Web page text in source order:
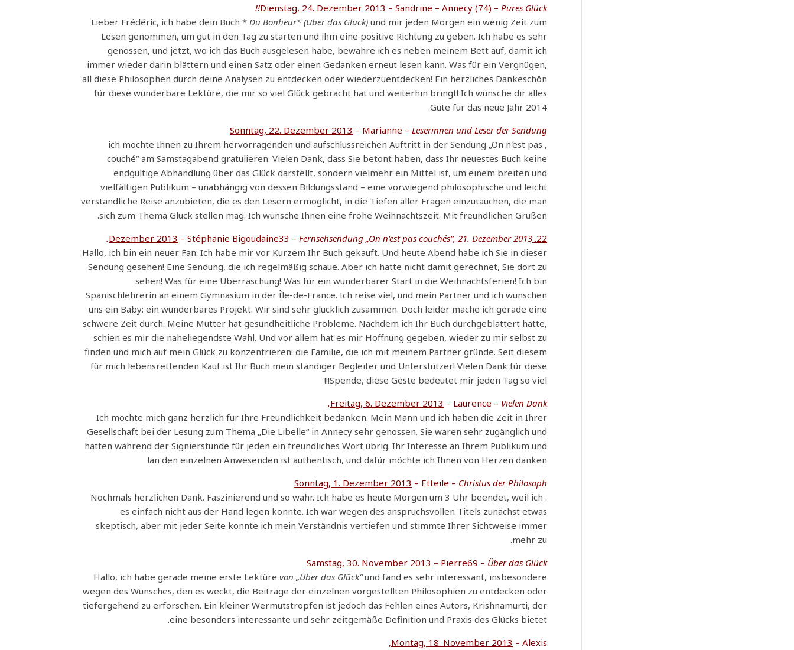
Dienstag, 24. Dezember 2013 – Sandrine – Annecy (74) –Pures Glück!!
Lieber Frédéric, ich habe dein Buch *Du Bonheur* (Über das Glück) und mir jeden Morgen ein wenig Zeit zum
Lesen genommen, um gut in den Tag zu starten und ihm eine positive Richtung zu geben. Ich habe es sehr
genossen, und jetzt, wo ich das Buch ausgelesen habe, bewahre ich es neben meinem Bett auf, damit ich
immer wieder darin blättern und einen Satz oder einen Gedanken erneut lesen kann. Was für ein Vergnügen,
all diese Philosophen durch deine Analysen zu entdecken oder wiederzuentdecken! Ein herzliches Dankeschön
für diese wunderbare Lektüre, die mir so viel Glück gebracht hat und weiterhin bringt! Ich wünsche dir alles
Gute für das neue Jahr 2014.
Sonntag, 22. Dezember 2013 – Marianne –Leserinnen und Leser der Sendung
, ich möchte Ihnen zu Ihrem hervorragenden und aufschlussreichen Auftritt in der Sendung „On n'est pas
couché“ am Samstagabend gratulieren. Vielen Dank, dass Sie betont haben, dass Ihr neuestes Buch keine
endgültige Abhandlung über das Glück darstellt, sondern vielmehr ein Mittel ist, um einem breiten und
vielfältigen Publikum – unabhängig von dessen Bildungsstand – eine vorwiegend philosophische und leicht
verständliche Reise anzubieten, die es den Lesern ermöglicht, in die Tiefen aller Fragen einzutauchen, die man
sich zum Thema Glück stellen mag. Ich wünsche Ihnen eine frohe Weihnachtszeit. Mit freundlichen Grüßen.
22. Dezember 2013
– Stéphanie Bigoudaine33 –Fernsehsendung „On n'est pas couchés“, 21. Dezember 2013.
Hallo, ich bin ein neuer Fan: Ich habe mir vor Kurzem Ihr Buch gekauft. Und heute Abend habe ich Sie in dieser
Sendung gesehen! Eine Sendung, die ich regelmäßig schaue. Aber ich hatte nicht damit gerechnet, Sie dort zu
sehen! Was für eine Überraschung! Was für ein wunderbarer Start in die Weihnachtsferien! Ich bin
Spanischlehrerin an einem Gymnasium in der Île-de-France. Ich reise viel, und mein Partner und ich wünschen
uns ein Baby: ein wunderbares Projekt. Wir sind sehr glücklich zusammen. Doch leider mache ich gerade eine
schwere Zeit durch. Meine Mutter hat gesundheitliche Probleme. Nachdem ich Ihr Buch durchgeblättert hatte,
schien es mir die naheliegendste Wahl. Und vor allem hat es mir Hoffnung gegeben, wieder zu mir selbst zu
finden und mich auf mein Glück zu konzentrieren: die Familie, die ich mit meinem Partner gründe. Seit diesem
für mich lebensrettenden Kauf ist Ihr Buch mein ständiger Begleiter und Unterstützer! Vielen Dank für diese
Spende, diese Geste bedeutet mir jeden Tag so viel!!!
Freitag, 6. Dezember 2013 – Laurence – Vielen Dank.
Ich möchte mich ganz herzlich für Ihre Freundlichkeit bedanken. Mein Mann und ich haben die Zeit in Ihrer
Gesellschaft bei der Lesung zum Thema „Die Libelle“ in Annecy sehr genossen. Sie waren sehr zugänglich und
hatten während der Signierstunde für jeden ein freundliches Wort übrig. Ihr Interesse an Ihrem Publikum und
an den einzelnen Anwesenden ist authentisch, und dafür möchte ich Ihnen von Herzen danken!
Sonntag, 1. Dezember 2013 – Etteile – Christus der Philosoph
. Nochmals herzlichen Dank. Faszinierend und so wahr. Ich habe es heute Morgen um 3 Uhr beendet, weil ich
es einfach nicht aus der Hand legen konnte. Ich war wegen des anspruchsvollen Titels zunächst etwas
skeptisch, aber mit jeder Seite konnte ich mein Verständnis vertiefen und stimmte Ihrer Sichtweise immer
mehr zu.
Samstag, 30. November 2013 – Pierre69 – Über das Glück
Hallo, ich habe gerade meine erste Lektüre von „Über das Glück“und fand es sehr interessant, insbesondere
wegen des Wunsches, den es weckt, die Beiträge der einzelnen vorgestellten Philosophien zu entdecken oder
tiefergehend zu erforschen. Ein kleiner Wermutstropfen ist jedoch das Fehlen eines Autors, Krishnamurti, der
eine besonders interessante und sehr zeitgemäße Definition und Praxis des Glücks bietet.
Montag, 18. November 2013 – Alexis,